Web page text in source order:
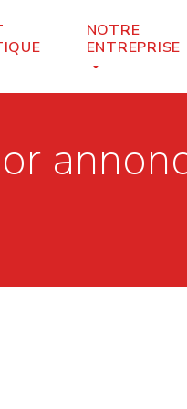
NOTRE
ENTREPRISE